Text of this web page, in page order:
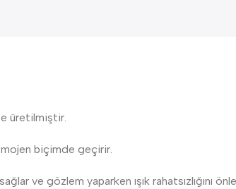
üretilmiştir.
biçimde geçirir.
ve gözlem yaparken ışık rahatsızlığını